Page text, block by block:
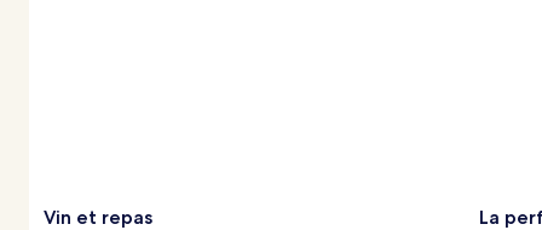
Vin et repas La